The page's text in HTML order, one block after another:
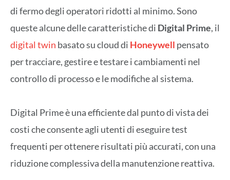
di fermo degli operatori ridotti al minimo. Sono
queste alcune delle caratteristiche di Digital Prime, il
digital twin basato su cloud di Honeywell pensato
per tracciare, gestire e testare i cambiamenti nel
controllo di processo e le modifiche al sistema.
Digital Prime è una efficiente dal punto di vista dei
costi che consente agli utenti di eseguire test
frequenti per ottenere risultati più accurati, con una
riduzione complessiva della manutenzione reattiva.